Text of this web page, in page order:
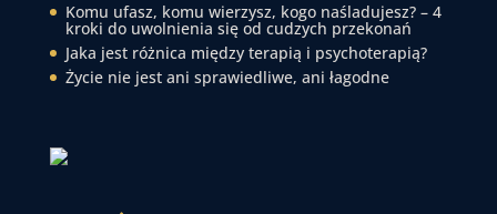
Komu ufasz, komu wierzysz, kogo naśladujesz? – 4
kroki do uwolnienia się od cudzych przekonań
Jaka jest różnica między terapią i psychoterapią?
Życie nie jest ani sprawiedliwe, ani łagodne